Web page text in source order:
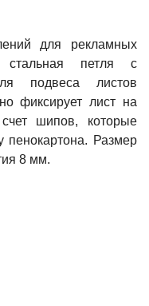
для рекламных
петля с
подвеса листов
фиксирует лист на
шипов, которые
пенокартона. Размер
8 мм.